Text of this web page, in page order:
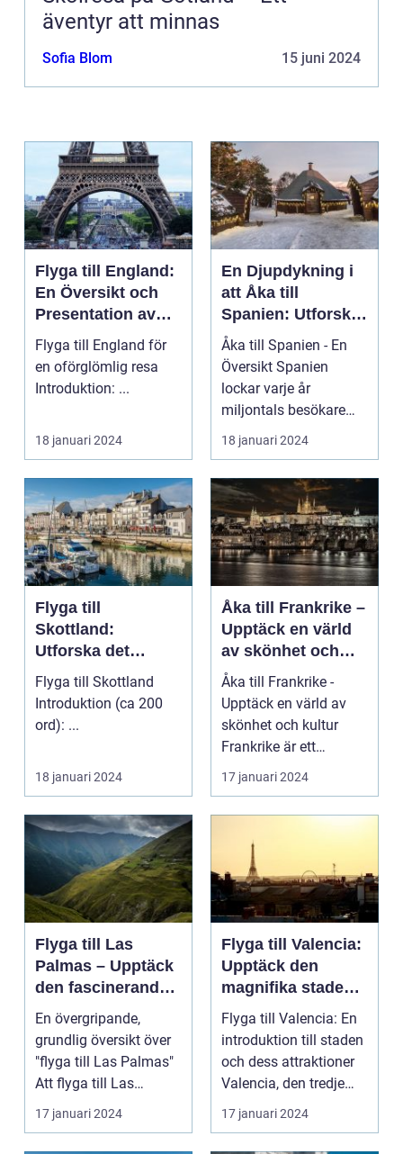
äventyr att minnas
Sofia Blom 15 juni 2024
Flyga till England:
En Översikt och
Presentation av
Resmöjligheter
Flyga till England för
en oförglömlig resa
Introduktion: ...
18 januari 2024
En Djupdykning i
att Åka till
Spanien: Utforska
det
Mångfacetterade
Spanien
Åka till Spanien - En
Översikt Spanien
lockar varje år
miljontals besökare
med sina fantastiska
str...
18 januari 2024
Flyga till
Skottland:
Utforska det
majestätiska
landet
Flyga till Skottland
Introduktion (ca 200
ord): ...
18 januari 2024
Åka till Frankrike –
Upptäck en värld
av skönhet och
kultur
Åka till Frankrike -
Upptäck en värld av
skönhet och kultur
Frankrike är ett
fantastiskt land som
17 januari 2024
Flyga till Las
Palmas – Upptäck
den fascinerande
ögruppen
En övergripande,
grundlig översikt över
"flyga till Las Palmas"
Att flyga till Las
Palmas, beläget ...
17 januari 2024
Flyga till Valencia:
Upptäck den
magnifika staden
med sin rika
historia och kultur
Flyga till Valencia: En
introduktion till staden
och dess attraktioner
Valencia, den tredje
största...
17 januari 2024